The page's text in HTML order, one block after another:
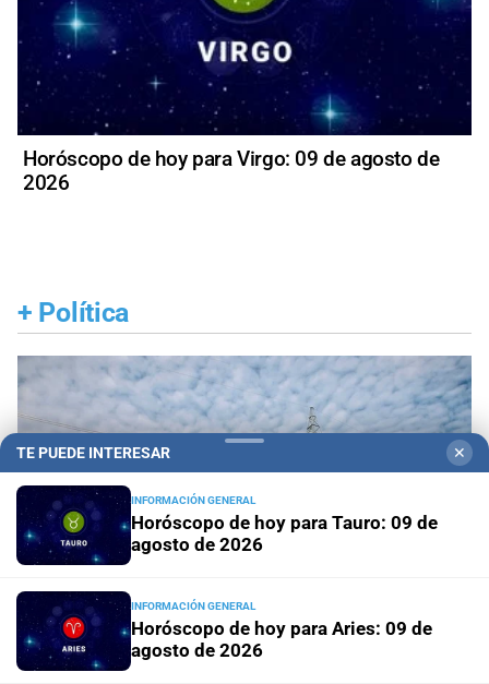
Horóscopo de hoy para Virgo: 09 de agosto de
2026
+ Política
TE PUEDE INTERESAR ✕
INFORMACIÓN GENERAL
Horóscopo de hoy para Tauro: 09 de
agosto de 2026
INFORMACIÓN GENERAL
Horóscopo de hoy para Aries: 09 de
agosto de 2026